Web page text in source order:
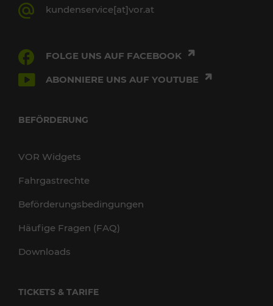
kundenservice[at]vor.at
FOLGE UNS AUF FACEBOOK
ABONNIERE UNS AUF YOUTUBE
BEFÖRDERUNG
VOR Widgets
Fahrgastrechte
Beförderungsbedingungen
Häufige Fragen (FAQ)
Downloads
TICKETS & TARIFE